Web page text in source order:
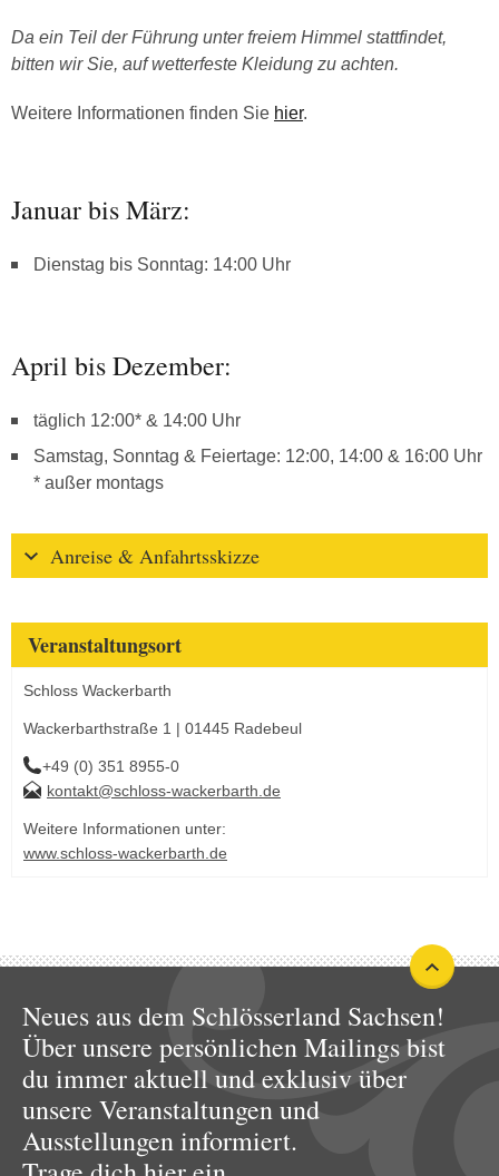
Da ein Teil der Führung unter freiem Himmel stattfindet,
bitten wir Sie, auf wetterfeste Kleidung zu achten.
Weitere Informationen finden Sie hier.
Januar bis März:
Dienstag bis Sonntag: 14:00 Uhr
April bis Dezember:
täglich 12:00* & 14:00 Uhr
Samstag, Sonntag & Feiertage: 12:00, 14:00 & 16:00 Uhr
* außer montags
Anreise & Anfahrtsskizze
Veranstaltungsort
Schloss Wackerbarth
Wackerbarthstraße 1 | 01445 Radebeul
+49 (0) 351 8955-0
kontakt@schloss-wackerbarth.de
Weitere Informationen unter:
www.schloss-wackerbarth.de
Neues aus dem Schlösserland Sachsen!
Über unsere persönlichen Mailings bist
du immer aktuell und exklusiv über
unsere Veranstaltungen und
Ausstellungen informiert.